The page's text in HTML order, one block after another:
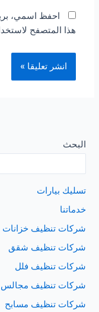
احفظ اسمي،
هذا المتصفح
البحث
تسليك بيارات
خدماتنا
شركات تنظيف خزانات
شركات تنظيف شقق
شركات تنظيف فلل
شركات تنظيف مجالس
شركات تنظيف مسابح